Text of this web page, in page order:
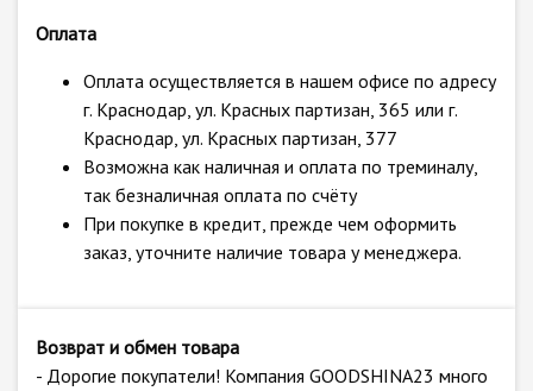
Оплата
Оплата осуществляется в нашем офисе по адресу
г. Краснодар, ул. Красных партизан, 365 или г.
Краснодар, ул. Красных партизан, 377
Возможна как наличная и оплата по треминалу,
так безналичная оплата по счёту
При покупке в кредит, прежде чем оформить
заказ, уточните наличие товара у менеджера.
Возврат и обмен товара
- Дорогие покупатели! Компания GOODSHINA23 много